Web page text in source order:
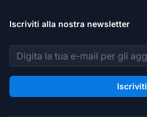
Iscriviti alla nostra newsletter
Indirizzo email
Iscriviti